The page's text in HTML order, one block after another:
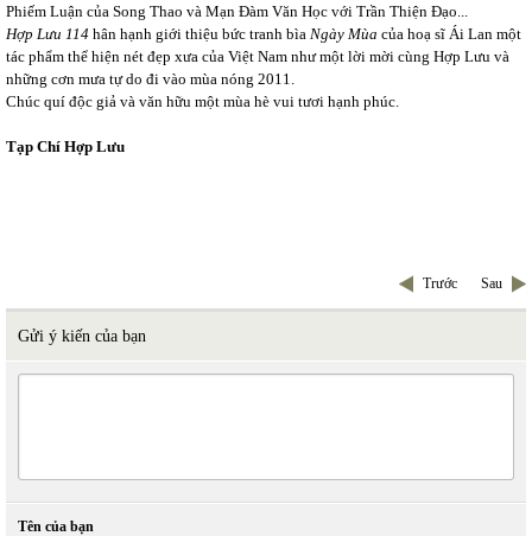
Phiếm Luận của Song Thao và Mạn Đàm Văn Học với Trần Thiện Đạo...
Hợp Lưu 114 hân hạnh giới thiệu bức tranh bìa Ngày Mùa của hoạ sĩ Ái Lan một
tác phẩm thể hiện nét đẹp xưa của Việt Nam như một lời mời cùng Hợp Lưu và
những cơn mưa tự do đi vào mùa nóng 2011.
Chúc quí độc giả và văn hữu một mùa hè vui tươi hạnh phúc.
Tạp Chí Hợp Lưu
Trước Sau
Gửi ý kiến của bạn
Tên của bạn